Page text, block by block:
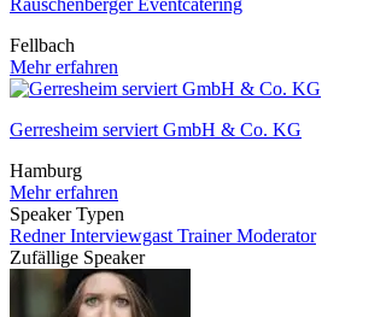
Rauschenberger Eventcatering
Fellbach
Mehr erfahren
Gerresheim serviert GmbH & Co. KG
Hamburg
Mehr erfahren
Speaker Typen
RednerInterviewgast TrainerModerator
Zufällige Speaker